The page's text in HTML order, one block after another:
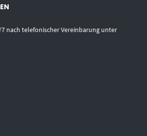
nach telefonischer Vereinbarung unter